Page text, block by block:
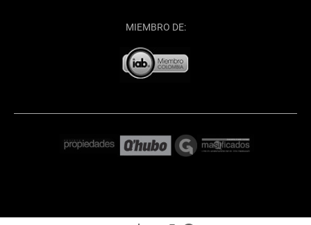
MIEMBRO DE: